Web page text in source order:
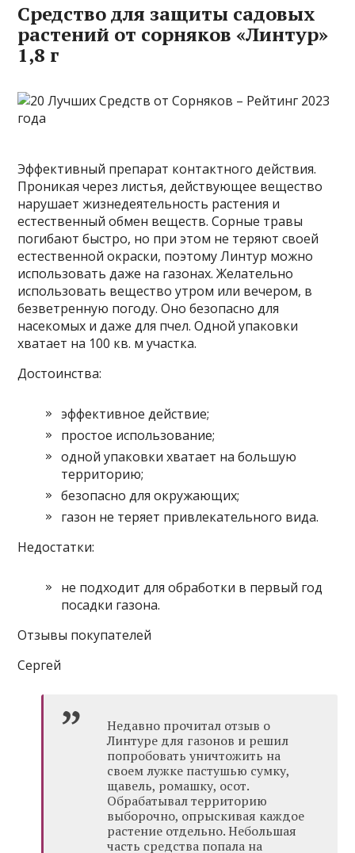
Средство для защиты садовых
растений от сорняков «Линтур»
1,8 г
Эффективный препарат контактного действия.
Проникая через листья, действующее вещество
нарушает жизнедеятельность растения и
естественный обмен веществ. Сорные травы
погибают быстро, но при этом не теряют своей
естественной окраски, поэтому Линтур можно
использовать даже на газонах. Желательно
использовать вещество утром или вечером, в
безветренную погоду. Оно безопасно для
насекомых и даже для пчел. Одной упаковки
хватает на 100 кв. м участка.
Достоинства:
эффективное действие;
простое использование;
одной упаковки хватает на большую
территорию;
безопасно для окружающих;
газон не теряет привлекательного вида.
Недостатки:
не подходит для обработки в первый год
посадки газона.
Отзывы покупателей
Сергей
Недавно прочитал отзыв о
Линтуре для газонов и решил
попробовать уничтожить на
своем лужке пастушью сумку,
щавель, ромашку, осот.
Обрабатывал территорию
выборочно, опрыскивая каждое
растение отдельно. Небольшая
часть средства попала на